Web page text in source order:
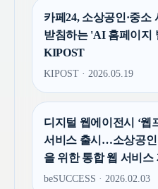
카페24, 소상공인·중소
받침하는 'AI 홈페이지
KIPOST
KIPOST · 2026.05.19
디지털 웹에이전시 ‘웹
서비스 출시…소상공인
을 위한 통합 웹 서비스
beSUCCESS · 2026.02.03